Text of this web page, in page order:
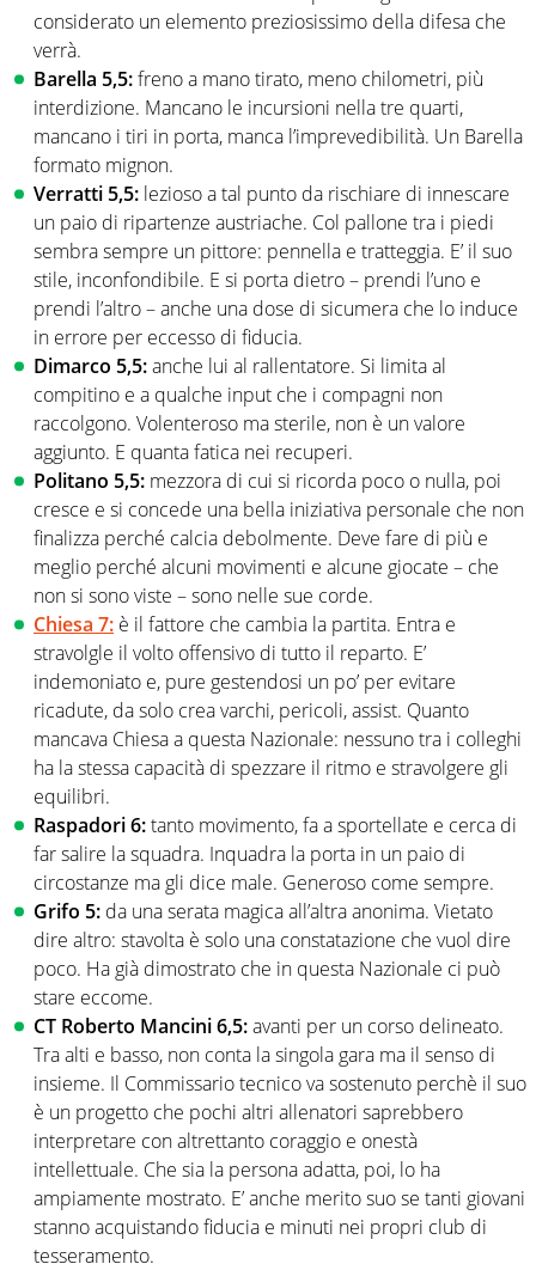
considerato un elemento preziosissimo della difesa che
verrà.
Barella 5,5:freno a mano tirato, meno chilometri, più
interdizione. Mancano le incursioni nella tre quarti,
mancano i tiri in porta, manca l’imprevedibilità. Un Barella
formato mignon.
Verratti 5,5: lezioso a tal punto da rischiare di innescare
un paio di ripartenze austriache. Col pallone tra i piedi
sembra sempre un pittore: pennella e tratteggia. E’ il suo
stile, inconfondibile. E si porta dietro – prendi l’uno e
prendi l’altro – anche una dose di sicumera che lo induce
in errore per eccesso di fiducia.
Dimarco 5,5:anche lui al rallentatore. Si limita al
compitino e a qualche input che i compagni non
raccolgono. Volenteroso ma sterile, non è un valore
aggiunto. E quanta fatica nei recuperi.
Politano 5,5: mezzora di cui si ricorda poco o nulla, poi
cresce e si concede una bella iniziativa personale che non
finalizza perché calcia debolmente. Deve fare di più e
meglio perché alcuni movimenti e alcune giocate – che
non si sono viste – sono nelle sue corde.
Chiesa 7: è il fattore che cambia la partita. Entra e
stravolgle il volto offensivo di tutto il reparto. E’
indemoniato e, pure gestendosi un po’ per evitare
ricadute, da solo crea varchi, pericoli, assist. Quanto
mancava Chiesa a questa Nazionale: nessuno tra i colleghi
ha la stessa capacità di spezzare il ritmo e stravolgere gli
equilibri.
Raspadori 6:tanto movimento, fa a sportellate e cerca di
far salire la squadra. Inquadra la porta in un paio di
circostanze ma gli dice male. Generoso come sempre.
Grifo 5: da una serata magica all’altra anonima. Vietato
dire altro: stavolta è solo una constatazione che vuol dire
poco. Ha già dimostrato che in questa Nazionale ci può
stare eccome.
CT Roberto Mancini 6,5:avanti per un corso delineato.
Tra alti e basso, non conta la singola gara ma il senso di
insieme. Il Commissario tecnico va sostenuto perchè il suo
è un progetto che pochi altri allenatori saprebbero
interpretare con altrettanto coraggio e onestà
intellettuale. Che sia la persona adatta, poi, lo ha
ampiamente mostrato. E’ anche merito suo se tanti giovani
stanno acquistando fiducia e minuti nei propri club di
tesseramento.